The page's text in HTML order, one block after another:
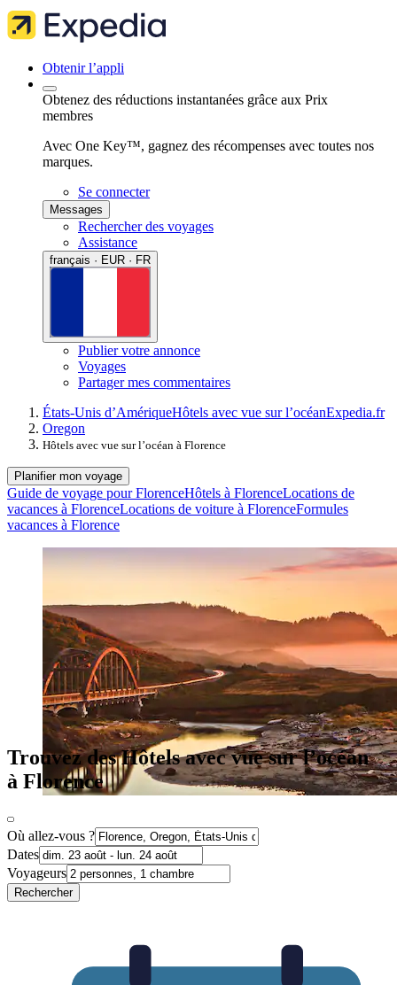
Obtenir l’appli
Obtenez des réductions instantanées grâce aux Prix
membres
Avec One Key™, gagnez des récompenses avec toutes nos
marques.
Se connecter
Messages
Rechercher des voyages
Assistance
français · EUR · FR
Publier votre annonce
Voyages
Partager mes commentaires
États-Unis d’AmériqueHôtels avec vue sur l’océanExpedia.fr
Oregon
Hôtels avec vue sur l’océan à Florence
Planifier mon voyage
Guide de voyage pour FlorenceHôtels à FlorenceLocations de
vacances à FlorenceLocations de voiture à FlorenceFormules
vacances à Florence
Trouvez des Hôtels avec vue sur l’océan
à Florence
Où allez-vous ?
Dates
Voyageurs
Rechercher